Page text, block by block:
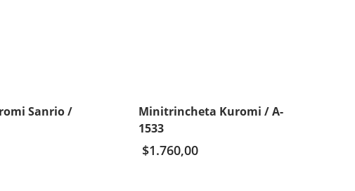
Sanrio /
Minitrincheta Kuromi / A-
1533
$1.760,00